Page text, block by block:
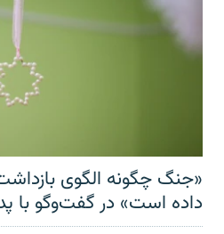
«جنگ چگونه الگوی بازداشت
داده است» در گفت‌وگو با